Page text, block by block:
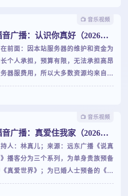
儿在真爱世界，婚姻私塾，家长学堂
一起学做父母；咱不说別的，只说真
📺️ 音乐视频
广播：认识你真好（2026年3
节目）
前面：因本站服务器的维护和资金为
个人承担，预算有限，无法承担高昂
器服费用，所以大多数资源均来自第
站点资源调用，如若资源无法播放，
伴升华为最温情的告白。虽然你有时
不语，每一天我都如约守候。远东广
司福音节目，认识你真好和您不见不
我们爱，因为神先爱了我们！
📺️ 音乐视频
音广播：真爱住我家（2026年3
节目）
人：林真儿；来源：远东广播《说真
播客分为三个系列，为单身贵族预备
真爱世界》；为已婚人士预备的《婚
塾》，以及为抓狂父母预备的《家长